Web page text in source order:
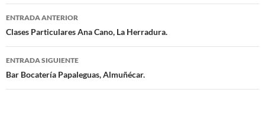
Navegación
de
entradas
ENTRADA ANTERIOR
Clases Particulares Ana Cano, La Herradura.
ENTRADA SIGUIENTE
Bar Bocatería Papaleguas, Almuñécar.